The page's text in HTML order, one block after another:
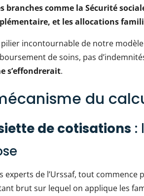
branches comme la Sécurité
et les allocations
pilier incontournable de notre
de soins, pas
s’effondrerait.
du
de cotisations :
experts de l’Urssaf, tout commence
brut sur lequel on applique les